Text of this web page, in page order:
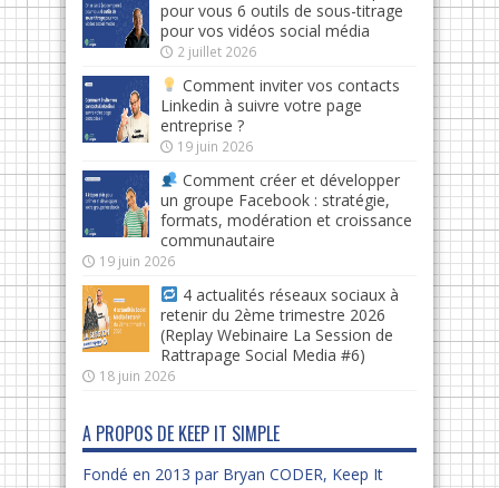
pour vous 6 outils de sous-titrage
pour vos vidéos social média
2 juillet 2026
Comment inviter vos contacts
Linkedin à suivre votre page
entreprise ?
19 juin 2026
Comment créer et développer
un groupe Facebook : stratégie,
formats, modération et croissance
communautaire
19 juin 2026
4 actualités réseaux sociaux à
retenir du 2ème trimestre 2026
(Replay Webinaire La Session de
Rattrapage Social Media #6)
18 juin 2026
A PROPOS DE KEEP IT SIMPLE
Fondé en 2013 par Bryan CODER, Keep It